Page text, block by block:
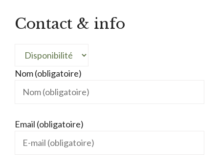
Contact & info
Nom (obligatoire)
Email (obligatoire)